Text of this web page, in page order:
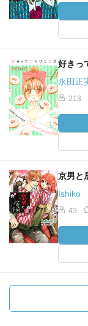
好きっ
永田正
213
京男と
Ishiko
43